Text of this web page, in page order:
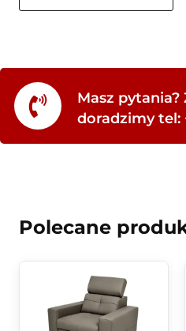
Masz pytania?
doradzimy tel:
Polecane